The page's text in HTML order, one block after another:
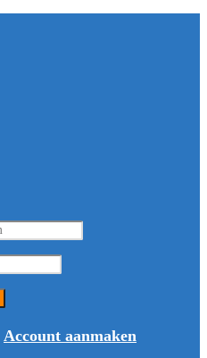
Account aanmaken